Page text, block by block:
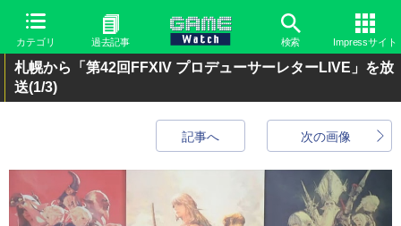
カテゴリ 過去記事 検索 Impressサイト
札幌から「第42回FFXIV プロデューサーレターLIVE」を放
送(1/3)
次の画像
記事へ